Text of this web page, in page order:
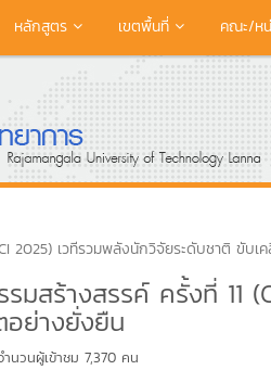
หลักสูตร เขตพื้นที่ คณะ/ห
2025) เวทีรวมพลังนักวิจัยระดับชาติ ขับ
สร้างสรรค์ ครั้งที่ 11
ย่างยั่งยืน
ำนวนผู้เข้าชม 7,370 คน